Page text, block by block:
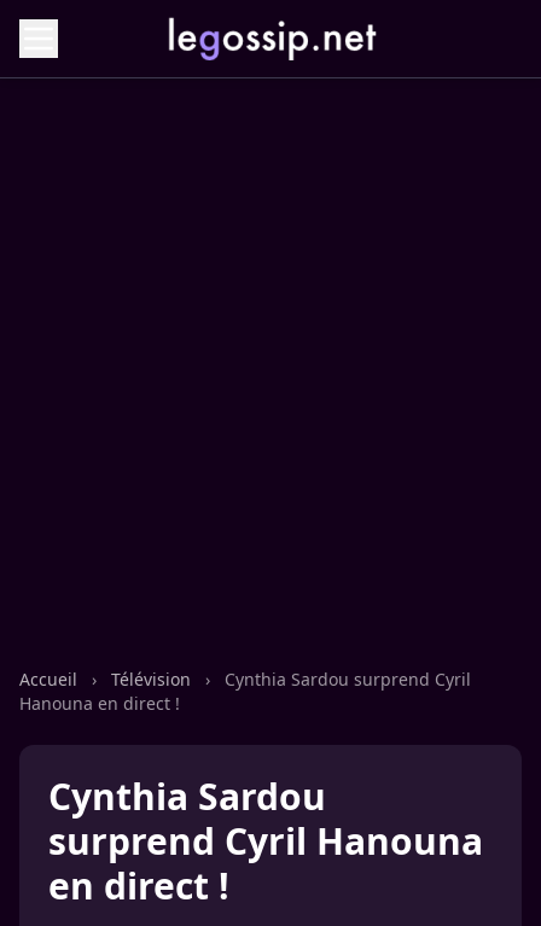
Accueil › Télévision ›
Cynthia Sardou surprend Cyril
Hanouna en direct !
Cynthia Sardou
surprend Cyril Hanouna
en direct !